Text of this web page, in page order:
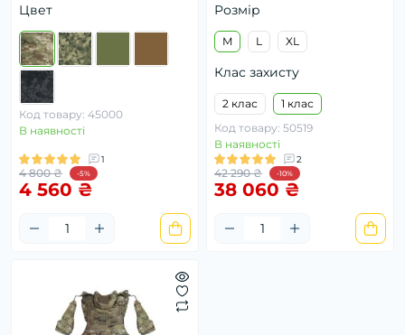
Цвет
Код товару: 45000
В наявності
1
4 800 ₴ -5%
4 560 ₴
Розмір
M L XL
Клас захисту
2 клас
1 клас
Код товару: 50519
В наявності
2
42 290 ₴ -10%
38 060 ₴